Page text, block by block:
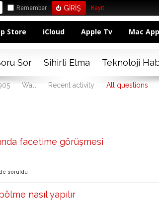
Remember Kayıt
Store iCloud Apple Tv Mac
Sor Sihirli Elma Teknoloji
Wall Recent activity All questions
facetime görüşmesi
soruldu
nasıl yapılır